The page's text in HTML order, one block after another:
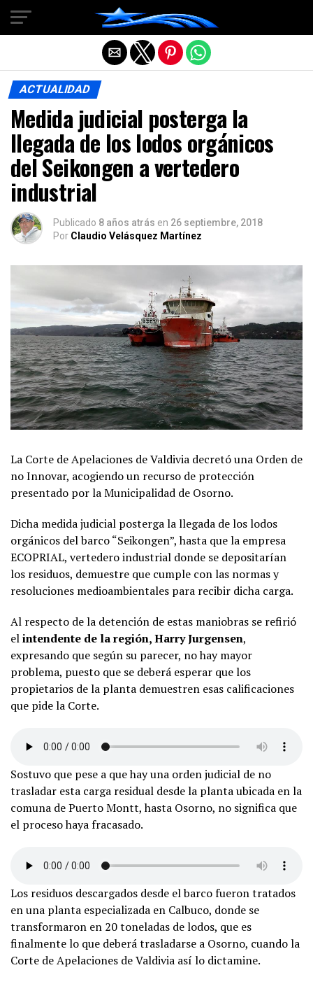
ACTUALIDAD
Medida judicial posterga la
llegada de los lodos orgánicos
del Seikongen a vertedero
industrial
Publicado 8 años atrás en 26 septiembre, 2018
Por Claudio Velásquez Martínez
La Corte de Apelaciones de Valdivia decretó una Orden de
no Innovar, acogiendo un recurso de protección
presentado por la Municipalidad de Osorno.
Dicha medida judicial posterga la llegada de los lodos
orgánicos del barco “Seikongen”, hasta que la empresa
ECOPRIAL, vertedero industrial donde se depositarían
los residuos, demuestre que cumple con las normas y
resoluciones medioambientales para recibir dicha carga.
Al respecto de la detención de estas maniobras se refirió
elintendente de la región, Harry Jurgensen,
expresando que según su parecer, no hay mayor
problema, puesto que se deberá esperar que los
propietarios de la planta demuestren esas calificaciones
que pide la Corte.
Sostuvo que pese a que hay una orden judicial de no
trasladar esta carga residual desde la planta ubicada en la
comuna de Puerto Montt, hasta Osorno, no significa que
el proceso haya fracasado.
Los residuos descargados desde el barco fueron tratados
en una planta especializada en Calbuco, donde se
transformaron en 20 toneladas de lodos, que es
finalmente lo que deberá trasladarse a Osorno, cuando la
Corte de Apelaciones de Valdivia así lo dictamine.
Salir de la versión móvil